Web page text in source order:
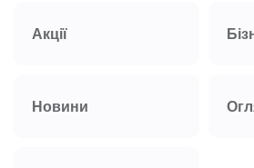
Акції
Новини